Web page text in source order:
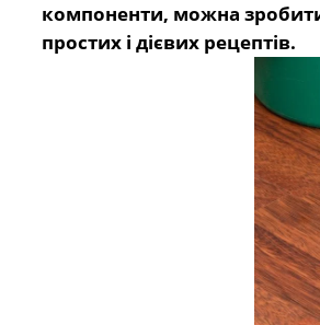
компоненти, можна зробити
простих і дієвих рецептів.